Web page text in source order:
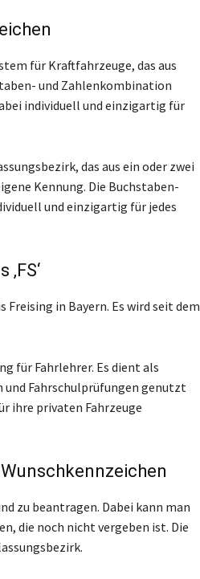
für Kraftfahrzeuge, das aus
und Zahlenkombination
individuell und einzigartig für
das aus ein oder zwei
Kennung. Die Buchstaben-
und einzigartig für jedes
Freising in Bayern. Es wird seit dem
für Fahrlehrer. Es dient als
und Fahrschulprüfungen genutzt
ihre privaten Fahrzeuge
zu beantragen. Dabei kann man
die noch nicht vergeben ist. Die